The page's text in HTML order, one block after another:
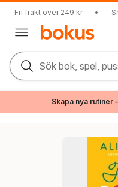
Fri frakt över 249 kr •
Sök bok, spel,
Skapa nya rutiner